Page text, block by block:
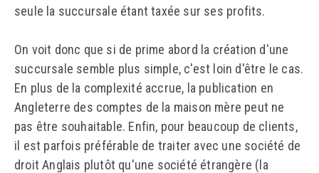
seule la succursale étant taxée sur ses profits.
On voit donc que si de prime abord la création d'une
succursale semble plus simple, c'est loin d'être le cas.
En plus de la complexité accrue, la publication en
Angleterre des comptes de la maison mère peut ne
pas être souhaitable. Enfin, pour beaucoup de clients,
il est parfois préférable de traiter avec une société de
droit Anglais plutôt qu'une société étrangère (la